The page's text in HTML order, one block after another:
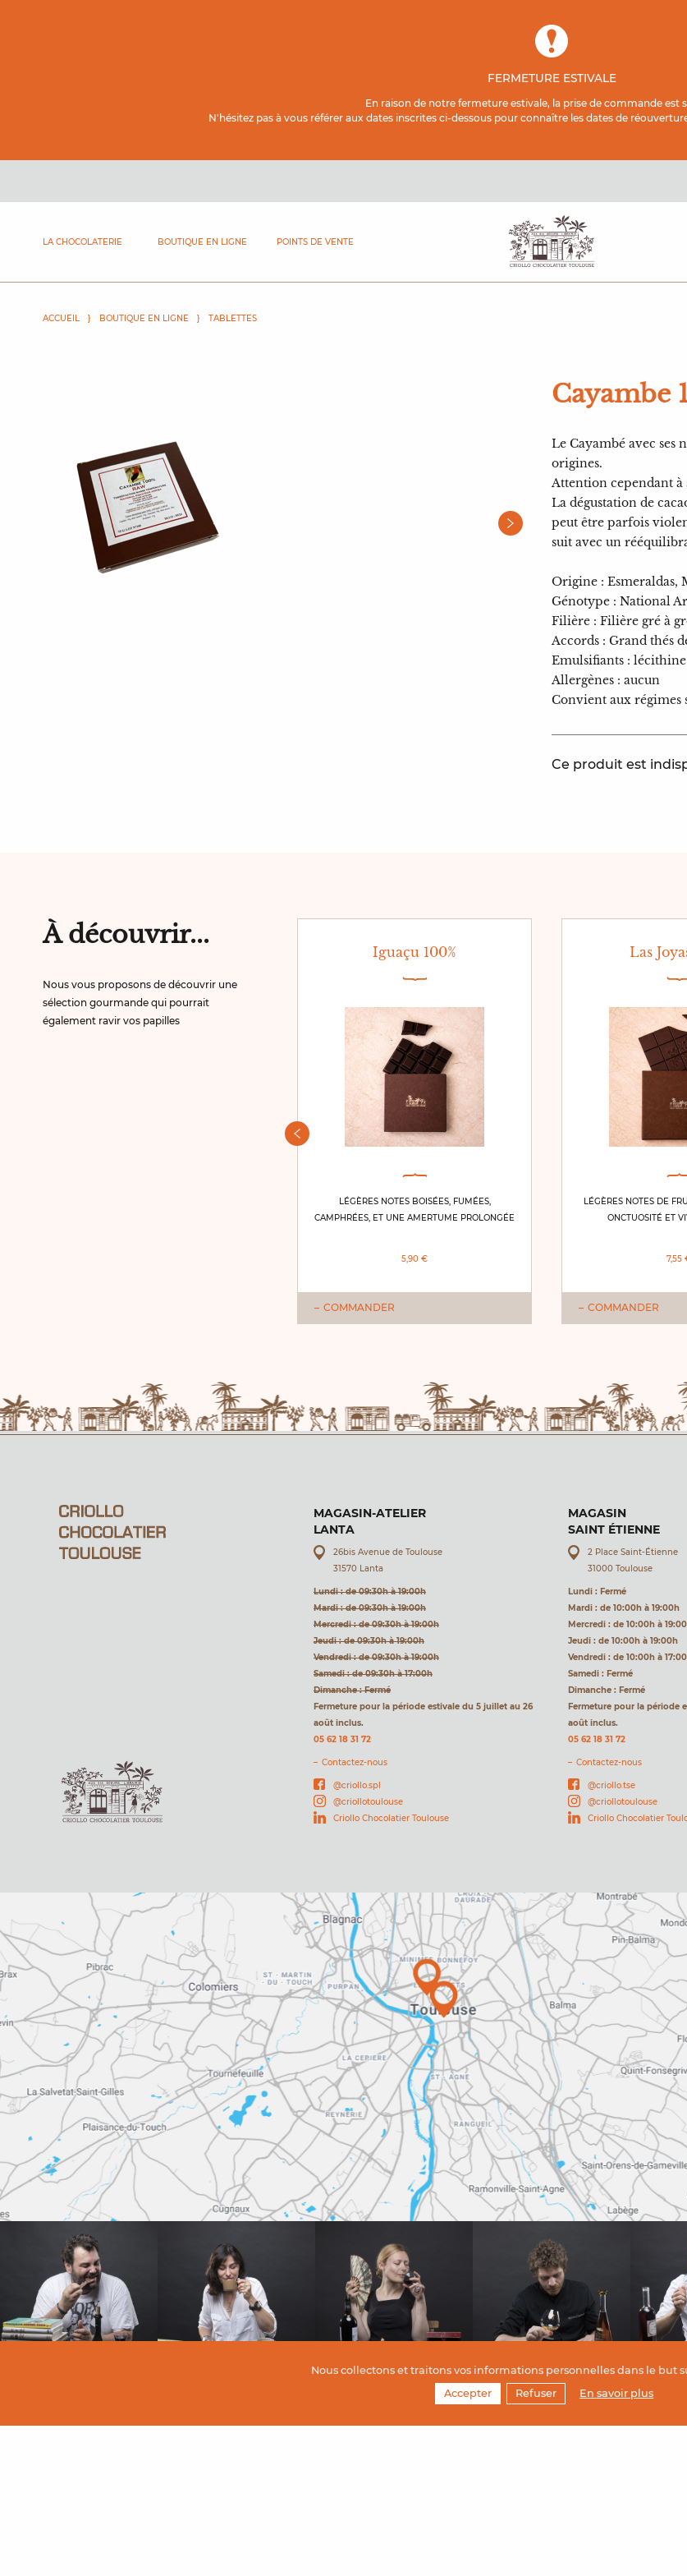
Nous collectons et traitons vos informations personnelles dans le but
Accepter
Refuser En savoir plus
FERMETURE ESTIVALE
En raison de notre fermeture estivale, la prise de commande est
N'hésitez pas à vous référer aux dates inscrites ci-dessous pour connaître les dates de
LA CHOCOLATERIE BOUTIQUE EN LIGNE POINTS DE VENTE
ACCUEIL BOUTIQUE EN LIGNE TABLETTES
Cayambe
Le Cayambé avec ses
origines.
Attention cependant à
La dégustation de
peut être parfois
suit avec un
Origine : Esmeraldas,
Génotype : National
Filière : Filière gré à
Accords : Grand thés
Emulsifiants :
Allergènes : aucun
Convient aux régimes
Ce produit est
À découvrir...
Nous vous proposons de découvrir une
sélection gourmande qui pourrait
également ravir vos papilles
Iguaçu 100%
LÉGÈRES NOTES BOISÉES, FUMÉES,
CAMPHRÉES, ET UNE AMERTUME PROLONGÉE
5,90 €
COMMANDER
Las
LÉGÈRES NOTES DE
ONCTUOSITÉ ET
7,55
COMMANDER
MAGASIN-ATELIER
LANTA
26bis Avenue de Toulouse
31570 Lanta
Lundi : de 09:30h à 19:00h
Mardi : de 09:30h à 19:00h
Mercredi : de 09:30h à 19:00h
Jeudi : de 09:30h à 19:00h
Vendredi : de 09:30h à 19:00h
Samedi : de 09:30h à 17:00h
Dimanche : Fermé
Fermeture pour la période estivale du 5 juillet au 26
août inclus.
05 62 18 31 72
Contactez-nous
@criollo.spl
@criollotoulouse
Criollo Chocolatier Toulouse
MAGASIN
SAINT ÉTIENNE
2 Place Saint-Étienne
31000 Toulouse
Lundi : Fermé
Mardi : de 10:00h à 19:00h
Mercredi : de 10:00h à
Jeudi : de 10:00h à 19:00h
Vendredi : de 10:00h à
Samedi : Fermé
Dimanche : Fermé
Fermeture pour la période
août inclus.
05 62 18 31 72
Contactez-nous
@criollo.tse
@criollotoulouse
Criollo Chocolatier